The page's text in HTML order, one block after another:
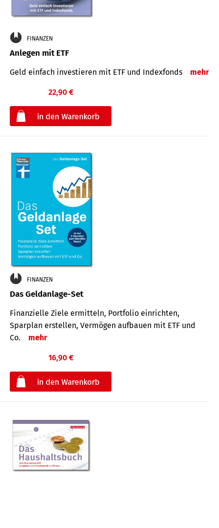
FINANZEN
Anlegen mit ETF
Geld einfach investieren mit ETF und Indexfonds mehr
22,90 €
FINANZEN
Das Geldanlage-Set
Finanzielle Ziele ermitteln, Portfolio einrichten,
Sparplan erstellen, Vermögen aufbauen mit ETF und
Co.
mehr
16,90 €